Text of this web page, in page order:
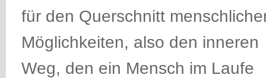
für den Querschnitt
Möglichkeiten, also den inneren
Weg, den ein Mensch im Laufe